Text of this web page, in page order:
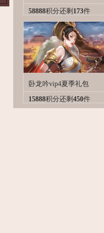
58888积分还剩 173件
卧龙吟vip4夏季礼包
15888积分还剩 450件